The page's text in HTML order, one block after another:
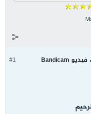
#1
برنامج تسجيل وتصوير شاشة سطح المكتب فيديو Bandicam